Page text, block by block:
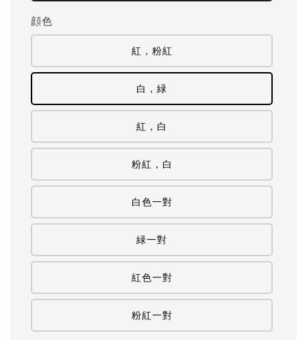
顔色
紅，粉紅
白，緑
紅，白
粉紅，白
白色一對
緑一對
紅色一對
粉紅一對